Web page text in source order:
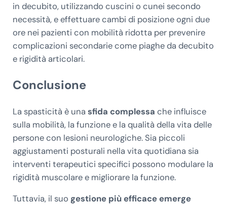
in decubito, utilizzando cuscini o cunei secondo
necessità, e effettuare cambi di posizione ogni due
ore nei pazienti con mobilità ridotta per prevenire
complicazioni secondarie come piaghe da decubito
e rigidità articolari.
Conclusione
La spasticità è una sfida complessa che influisce
sulla mobilità, la funzione e la qualità della vita delle
persone con lesioni neurologiche. Sia piccoli
aggiustamenti posturali nella vita quotidiana sia
interventi terapeutici specifici possono modulare la
rigidità muscolare e migliorare la funzione.
Tuttavia, il suo gestione più efficace emerge